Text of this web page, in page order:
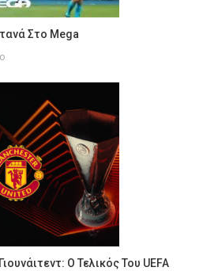
Στο Mega
Ο Τελικός Του UEFA